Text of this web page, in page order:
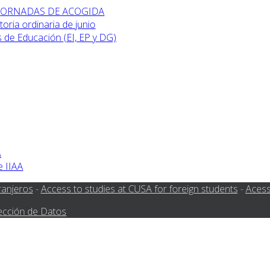
DE ACOGIDA
ordinaria de junio
Educación (EI, EP y DG)
IIAA
-Access to studies at CUSA for foreign students -
de Datos